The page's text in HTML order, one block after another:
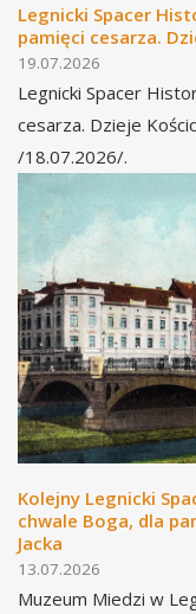
Legnicki Spacer
pamięci cesarza.
19.07.2026
Legnicki Spacer
cesarza. Dzieje
/18.07.2026/.
Kolejny Legnicki
chwale Boga, dla
Jacka
13.07.2026
Muzeum Miedzi w